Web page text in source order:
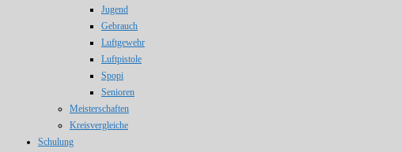
Jugend
Gebrauch
Luftgewehr
Luftpistole
Spopi
Senioren
Meisterschaften
Kreisvergleiche
Schulung